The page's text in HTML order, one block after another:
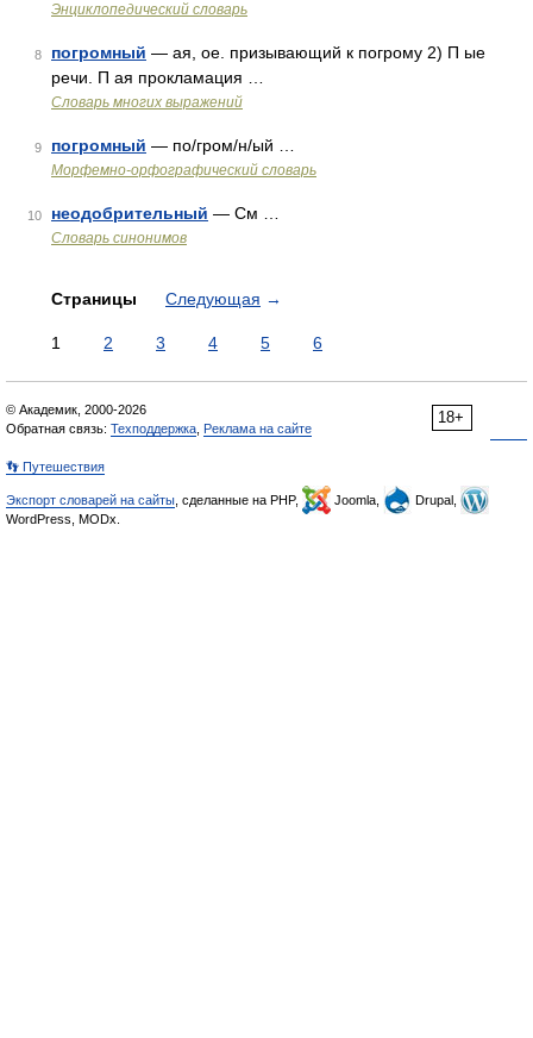
Энциклопедический словарь
8 погромный — ая, ое. призывающий к погрому 2) П ые
речи. П ая прокламация …
Словарь многих выражений
9 погромный — по/гром/н/ый …
Морфемно-орфографический словарь
10 неодобрительный — См …
Словарь синонимов
Страницы Следующая →
1 2 3 4 5 6
18+
© Академик, 2000-2026
Обратная связь: Техподдержка Реклама на сайте
👣 Путешествия
Экспорт словарей на сайты , сделанные на PHP, Joomla,
Drupal,
WordPress, MODx.